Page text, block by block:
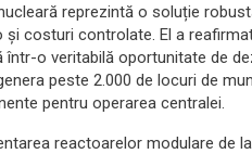
reprezintă o soluție
costuri controlate. El a
o veritabilă oportunitate de
peste 2.000 de locuri de
pentru operarea centralei.
reactoarelor modulare de